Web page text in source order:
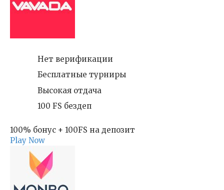
Нет верификации
Бесплатные турниры
Высокая отдача
100 FS бездеп
100% бонус + 100FS на депозит
Play Now